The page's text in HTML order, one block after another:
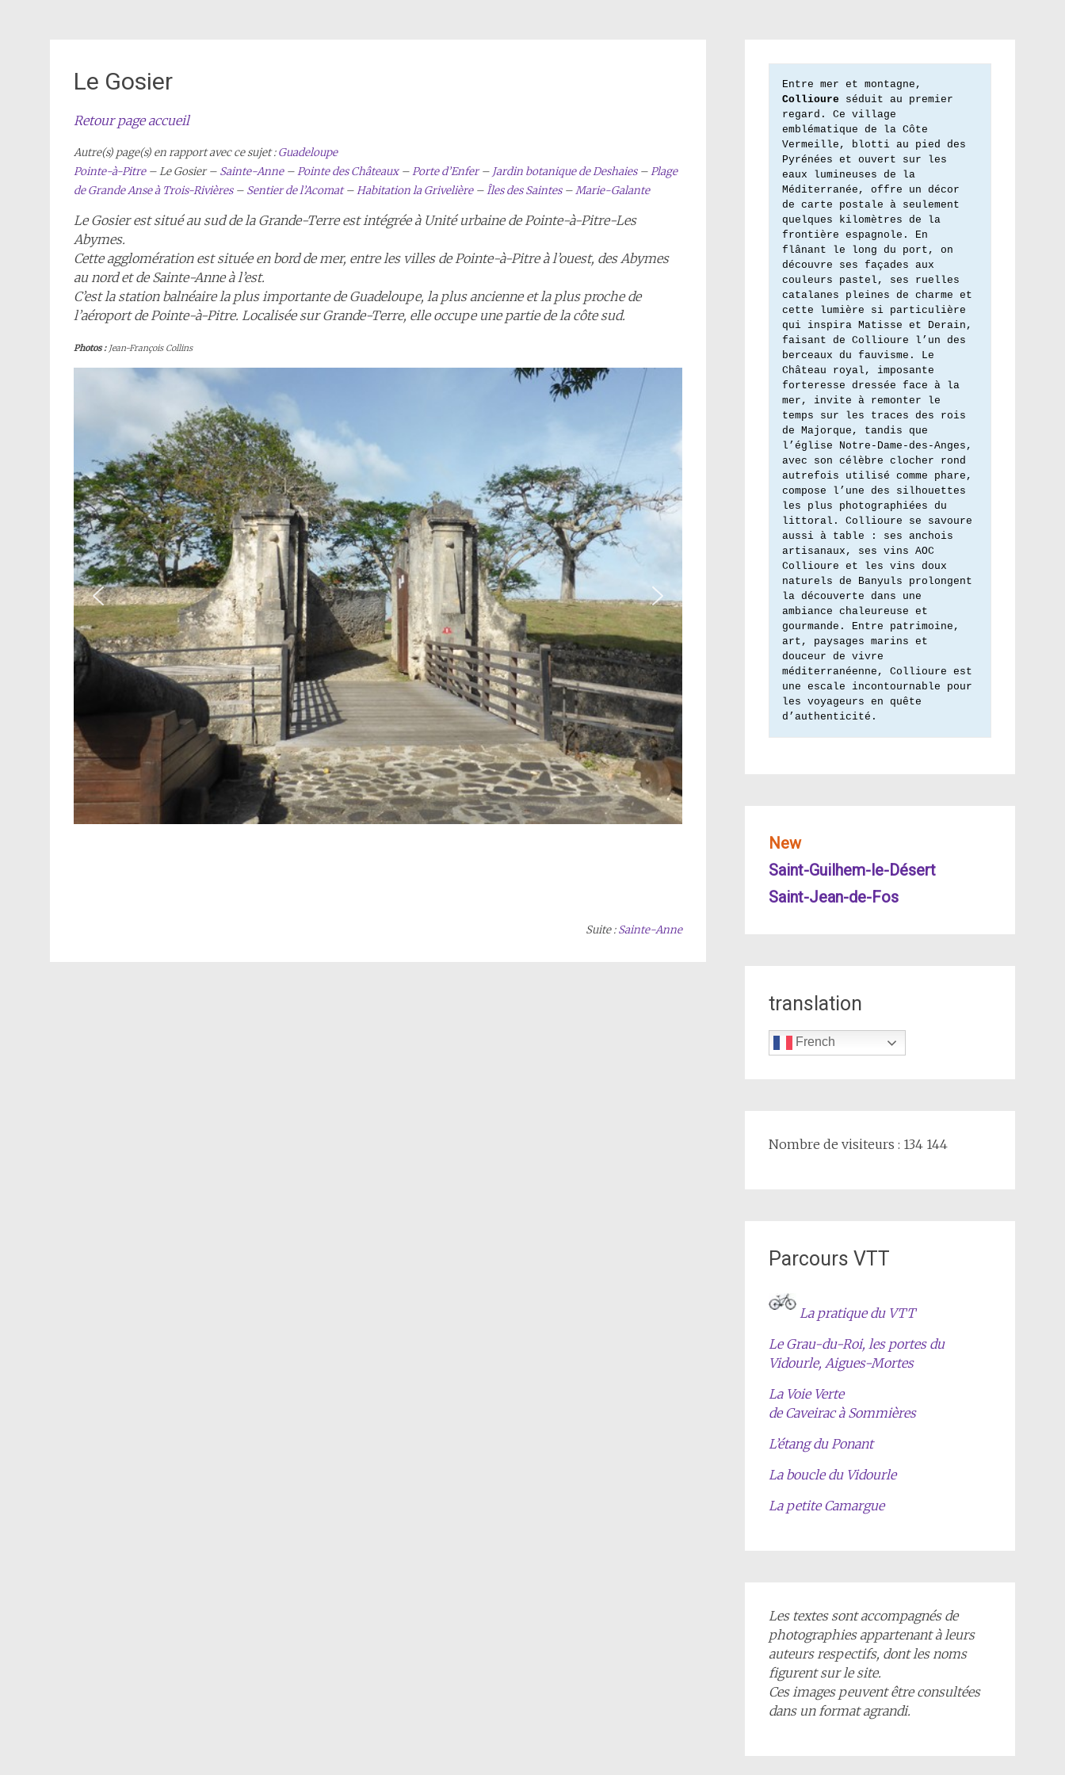
Le Gosier
Retour page accueil
Autre(s) page(s) en rapport avec ce sujet :Guadeloupe
Pointe-à-Pitre– Le Gosier – Sainte-Anne–Pointe des Châteaux–Porte d’Enfer– Jardin botanique de Deshaies–Plage
de Grande Anse à Trois-Rivières– Sentier de l’Acomat–Habitation la Grivelière–Îles des Saintes–Marie-Galante
Le Gosier est situé au sud de la Grande-Terre est intégrée à Unité urbaine de Pointe-à-Pitre-Les
Abymes.
Cette agglomération est située en bord de mer, entre les villes de Pointe-à-Pitre à l’ouest, des Abymes
au nord et de Sainte-Anne à l’est.
C’est la station balnéaire la plus importante de Guadeloupe, la plus ancienne et la plus proche de
l’aéroport de Pointe-à-Pitre. Localisée sur Grande-Terre, elle occupe une partie de la côte sud.
Photos : Jean-François Collins
Suite :Sainte-Anne
Collioure séduit au premier
regard. Ce village
emblématique de la Côte
Vermeille, blotti au pied des
Pyrénées et ouvert sur les
eaux lumineuses de la
Méditerranée, offre un décor
de carte postale à seulement
quelques kilomètres de la
frontière espagnole. En
flânant le long du port, on
découvre ses façades aux
couleurs pastel, ses ruelles
catalanes pleines de charme et
cette lumière si particulière
qui inspira Matisse et Derain,
faisant de Collioure l’un des
berceaux du fauvisme. Le
Château royal, imposante
forteresse dressée face à la
mer, invite à remonter le
temps sur les traces des rois
de Majorque, tandis que
l’église Notre-Dame-des-Anges,
avec son célèbre clocher rond
autrefois utilisé comme phare,
compose l’une des silhouettes
les plus photographiées du
littoral. Collioure se savoure
aussi à table : ses anchois
artisanaux, ses vins AOC
Collioure et les vins doux
naturels de Banyuls prolongent
la découverte dans une
ambiance chaleureuse et
gourmande. Entre patrimoine,
art, paysages marins et
douceur de vivre
méditerranéenne, Collioure est
une escale incontournable pour
les voyageurs en quête
d’authenticité.
New
Saint-Guilhem-le-Désert
Saint-Jean-de-Fos
translation
French
Nombre de visiteurs : 134 144
Parcours VTT
La pratique du VTT
Le Grau-du-Roi, les portes du
Vidourle, Aigues-Mortes
La Voie Verte
de Caveirac à Sommières
L’étang du Ponant
La boucle du Vidourle
La petite Camargue
Les textes sont accompagnés de
photographies appartenant à leurs
auteurs respectifs, dont les noms
figurent sur le site.
Ces images peuvent être consultées
dans un format agrandi.